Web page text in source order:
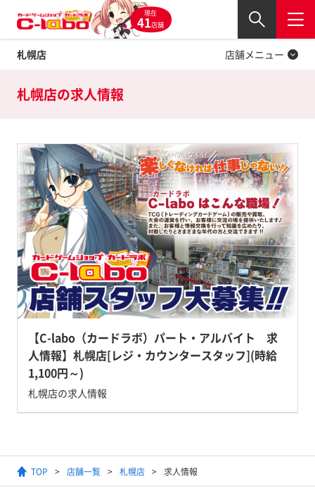
現在
41店舗
札幌店
閉じる
店舗メニュー
Twitter
札幌店の求人情報
【C-labo（カードラボ）パート・アルバイト 求
人情報】札幌店[レジ・カウンタースタッフ](時給
1,100円～)
札幌店の求人情報
TOP 店舗一覧 札幌店 求人情報